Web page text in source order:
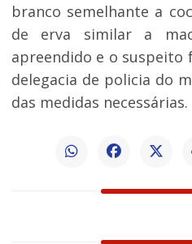
branco semelhante a
de erva similar a
apreendido e o suspeito
delegacia de policia do
das medidas necessárias.